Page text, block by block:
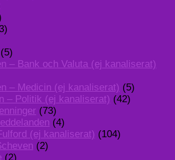
(5)
– Bank och Valuta (ej kanaliserat)
– Medicin (ej kanaliserat) (5)
– Politik (ej kanaliserat) (42)
(73)
(4)
(ej kanaliserat) (104)
(2)
(2)